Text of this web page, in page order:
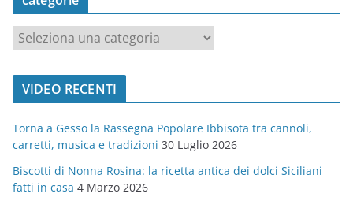
a
t
o
r
i
e
VIDEO RECENTI
Torna a Gesso la Rassegna Popolare Ibbisota tra cannoli,
carretti, musica e tradizioni 30 Luglio 2026
Biscotti di Nonna Rosina: la ricetta antica dei dolci Siciliani
fatti in casa 4 Marzo 2026